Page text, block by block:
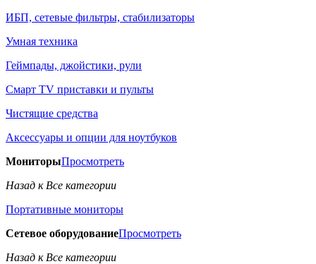
ИБП, сетевые фильтры, стабилизаторы
Умная техника
Геймпады, джойстики, рули
Смарт TV приставки и пульты
Чистящие средства
Аксессуары и опции для ноутбуков
МониторыПросмотреть
Назад к Все категории
Портативные мониторы
Сетевое оборудованиеПросмотреть
Назад к Все категории